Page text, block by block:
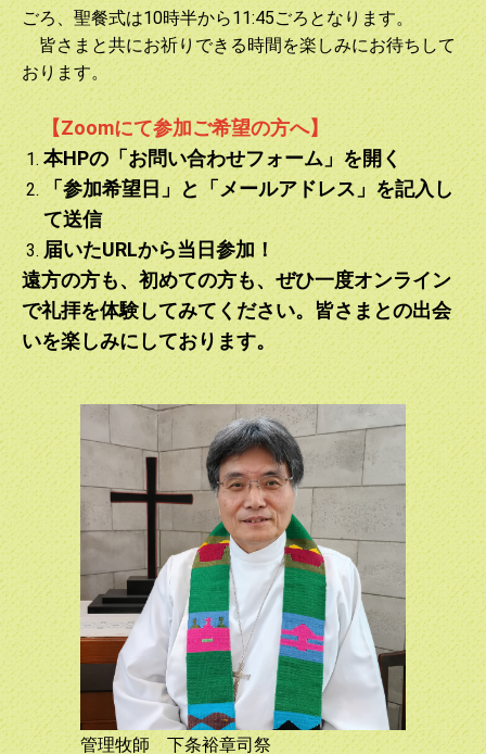
4週間後にクリスマスをお迎えいたします。イエスさまのご
降誕をご一緒に祝いませんか。どなたでもウエルカムです！
2023.10.24
11月3日(金・祝)午後1:30～ 東京教区成立110周年記念礼
拝が予定されています。ネット配信もあります。どうぞご予
定ください。
2023.10.24
11月12日の礼拝のお知らせ 「こどもと共に守る聖餐式
（こども祝福式）・収穫感謝」が10:30から予定されていま
す。年一度のこども礼拝と主の礼拝の合同礼拝となります。
なお、通常の9:30こども礼拝はありません。みなさんのご参
加お待ちしております。
2023.07.23
2023年夏休みの「こども礼拝」について 8月13日
（日）及び 27日（日）の 9:30から10時ごろまで予定され
ています。どうぞお出かけください！
2023.07.09
みなさん、神様の大事な子供たちです！
2023.07.09
本日117周年を迎えました。
2023.04.23
毎週上田亜樹子司祭の「聖書のメッセージ」が掲載されるこ
ととなりました。
2023.04.20
日本聖公会東京教区 高橋宏幸主教が主教巡回のため、神愛
ごろ、聖餐式は10時半から11:45ごろとなります。
皆さまと共にお祈りできる時間を楽しみにお待ちして
おります。
【Zoomにて参加ご希望の方へ】
本HPの「お問い合わせフォーム」を開く
「参加希望日」と「メールアドレス」を記入し
て送信
届いたURLから当日参加！
遠方の方も、初めての方も、ぜひ一度オンライン
で礼拝を体験してみてください。皆さまとの出会
いを楽しみにしております。
管理牧師 下条裕章司祭